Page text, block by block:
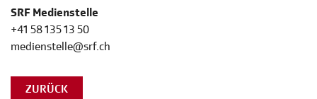
SRF Medienstelle
+41 58 135 13 50
medienstelle@srf.ch
ZURÜCK